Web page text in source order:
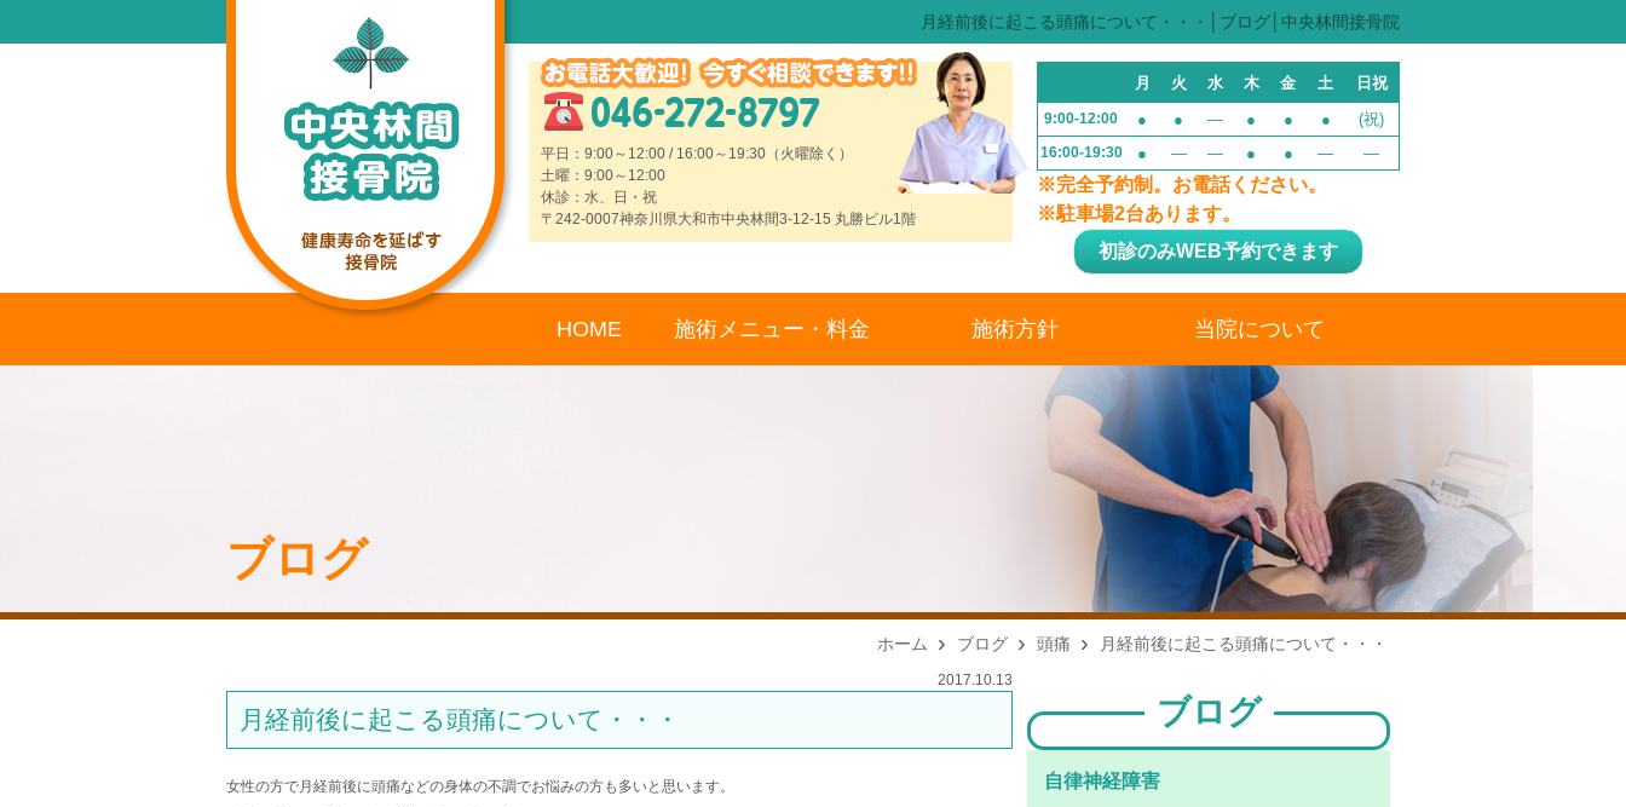
月経前後に起こる頭痛について・・・│ブログ│中央林間接骨院
平日：9:00～12:00 / 16:00～19:30（火曜除く）
土曜：9:00～12:00
休診：水、日・祝
〒242-0007神奈川県大和市中央林間3-12-15 丸勝ビル1階
月 火 水 木 金 土 日祝
9:00-12:00 ● ● — ● ● ● (祝)
16:00-19:30 ● — — ● ● — —
※完全予約制。お電話ください。
※駐車場2台あります。
初診のみWEB予約できます
HOME 施術メニュー・料金 施術方針 当院について
ブログ
ホーム ブログ 頭痛 月経前後に起こる頭痛について・・・
2017.10.13
月経前後に起こる頭痛について・・・
女性の方で月経前後に頭痛などの身体の不調でお悩みの方も多いと思います。
ブログ
⾃律神経障害